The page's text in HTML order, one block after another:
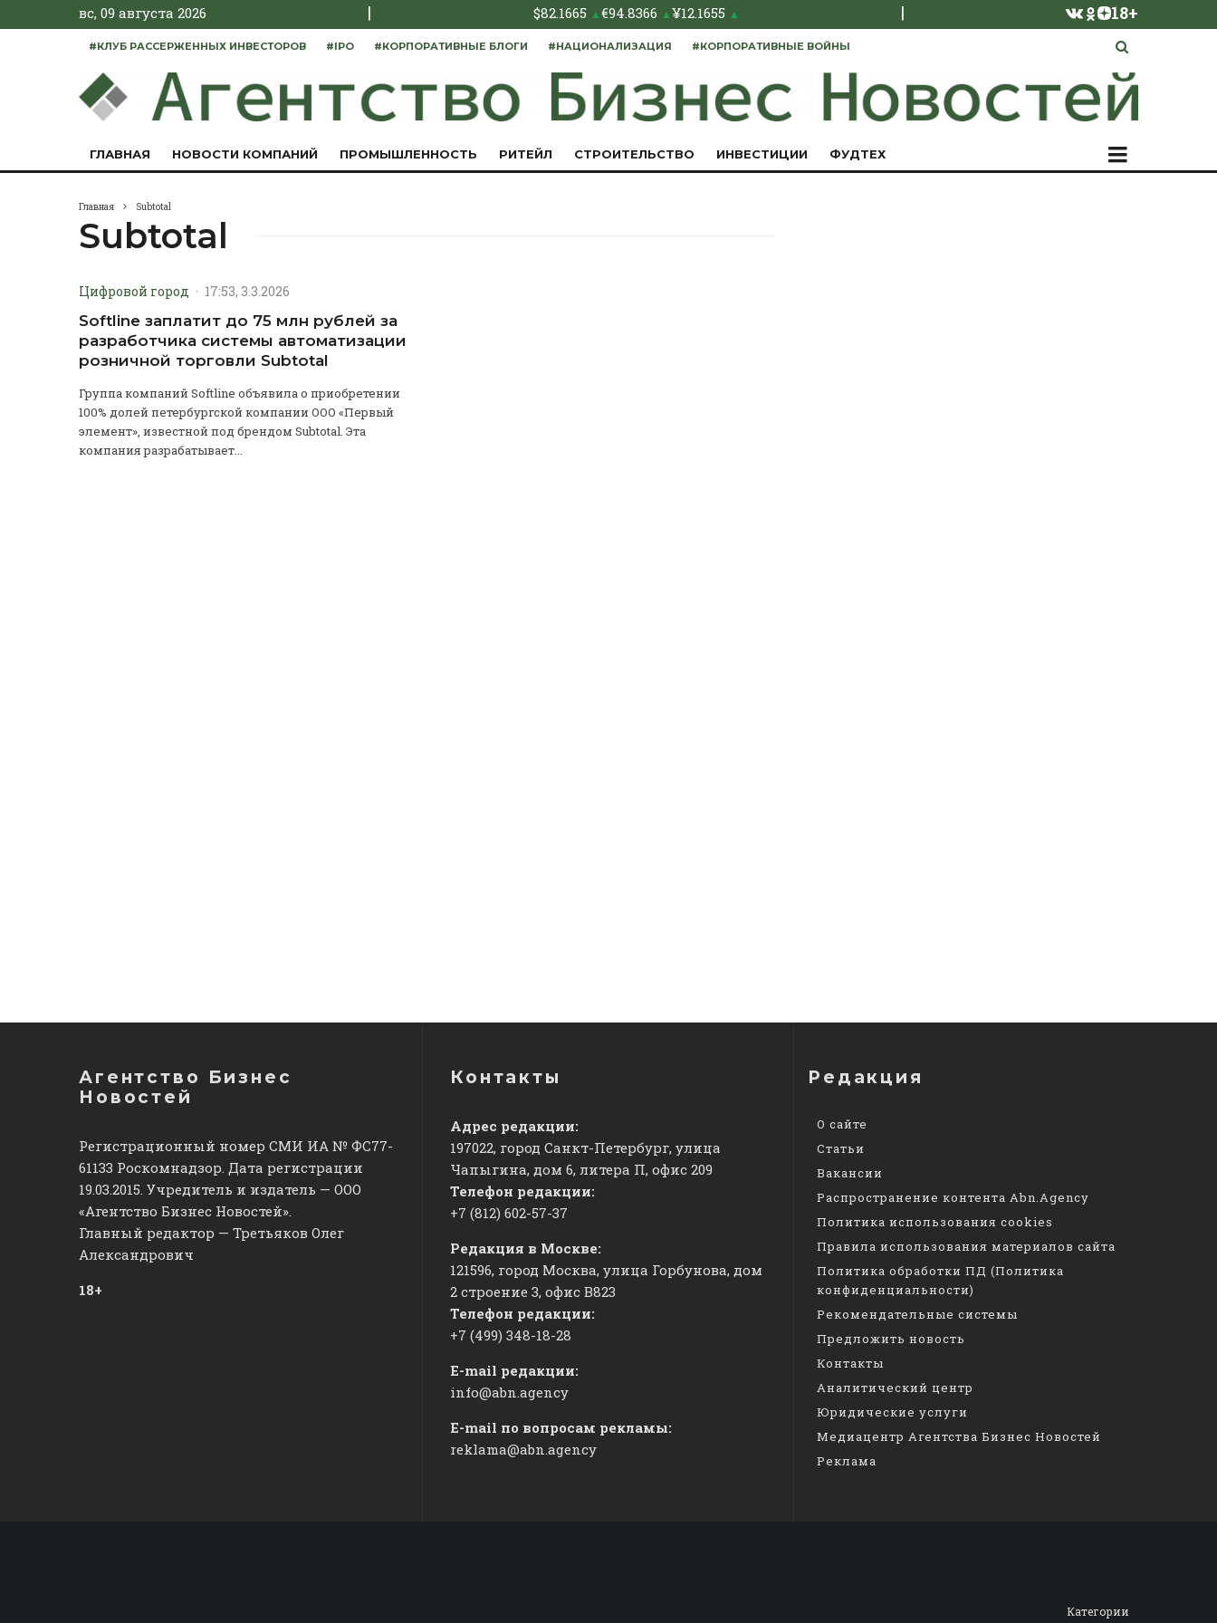
вс, 09 августа 2026 | $82.1665 ▲€94.8366 ▲¥12.1655 ▲ | 18+
#КЛУБ РАССЕРЖЕННЫХ ИНВЕСТОРОВ #IPO #КОРПОРАТИВНЫЕ БЛОГИ #НАЦИОНАЛИЗАЦИЯ #КОРПОРАТИВНЫЕ ВОЙНЫ
ГЛАВНАЯ НОВОСТИ КОМПАНИЙ ПРОМЫШЛЕННОСТЬ РИТЕЙЛ СТРОИТЕЛЬСТВО ИНВЕСТИЦИИ ФУДТЕХ
Главная Subtotal
Subtotal
Цифровой город · 17:53, 3.3.2026
Softline заплатит до 75 млн рублей за
разработчика системы автоматизации
розничной торговли Subtotal
Группа компаний Softline объявила о приобретении
100% долей петербургской компании ООО «Первый
элемент», известной под брендом Subtotal. Эта
компания разрабатывает...
Агентство Бизнес
Новостей
Регистрационный номер СМИ ИА № ФС77-
61133 Роскомнадзор. Дата регистрации
19.03.2015. Учредитель и издатель — ООО
«Агентство Бизнес Новостей».
Главный редактор — Третьяков Олег
Александрович
18+
Контакты
Адрес редакции:
197022, город Санкт-Петербург, улица
Чапыгина, дом 6, литера П, офис 209
Телефон редакции:
+7 (812) 602-57-37
Редакция в Москве:
121596, город Москва, улица Горбунова, дом
2 строение 3, офис ​В823
Телефон редакции:
+7 (499) 348-18-28
E-mail редакции:
info@abn.agency
E-mail по вопросам рекламы:
reklama@abn.agency
Редакция
О сайте
Статьи
Вакансии
Распространение контента Abn.Agency
Политика использования cookies
Правила использования материалов сайта
Политика обработки ПД (Политика
конфиденциальности)
Рекомендательные системы
Предложить новость
Контакты
Аналитический центр
Юридические услуги
Медиацентр Агентства Бизнес Новостей
Реклама
Категории